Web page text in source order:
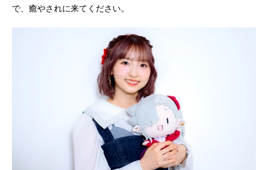
で、癒やされに来てください。